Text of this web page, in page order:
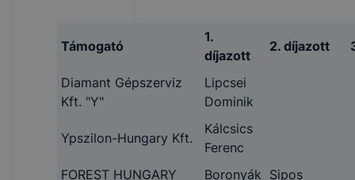
Támogató
1.
díjazott
2. díjazott
Diamant Gépszerviz
Kft. "Y"
Lipcsei
Dominik
Ypszilon-Hungary Kft.
Kálcsics
Ferenc
FOREST HUNGARY
Boronyák Sipos